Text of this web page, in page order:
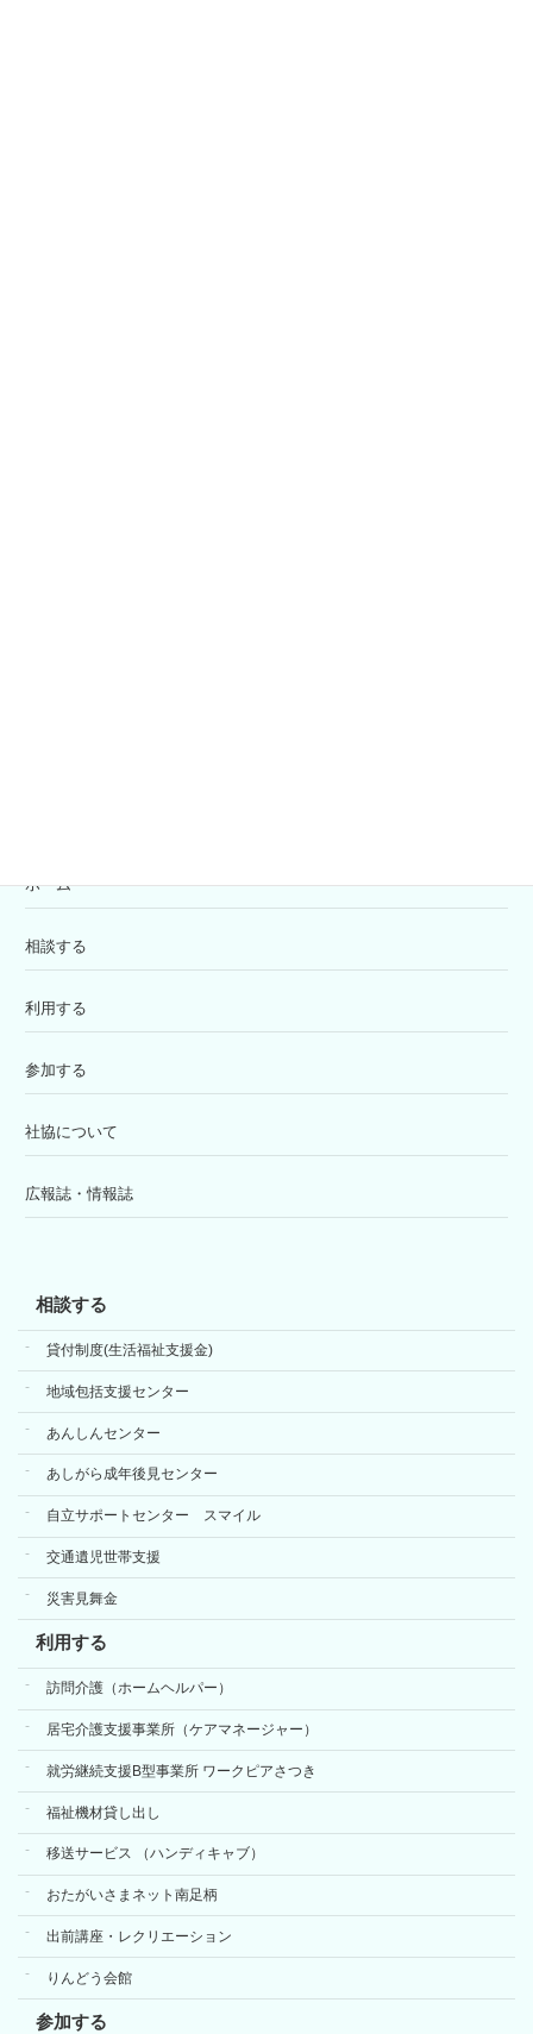
ホーム
相談する
利用する
参加する
社協について
広報誌・情報誌
相談する
貸付制度(生活福祉支援金)
地域包括支援センター
あんしんセンター
あしがら成年後見センター
自立サポートセンター スマイル
交通遺児世帯支援
災害見舞金
利用する
訪問介護（ホームヘルパー）
居宅介護支援事業所（ケアマネージャー）
就労継続支援B型事業所 ワークピアさつき
福祉機材貸し出し
移送サービス （ハンディキャブ）
おたがいさまネット南足柄
出前講座・レクリエーション
りんどう会館
参加する